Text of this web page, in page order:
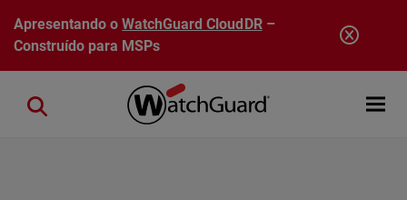
Pular para o conteúdo principal
Apresentando oWatchGuard CloudDR–
Construído para MSPs
Open
Close search